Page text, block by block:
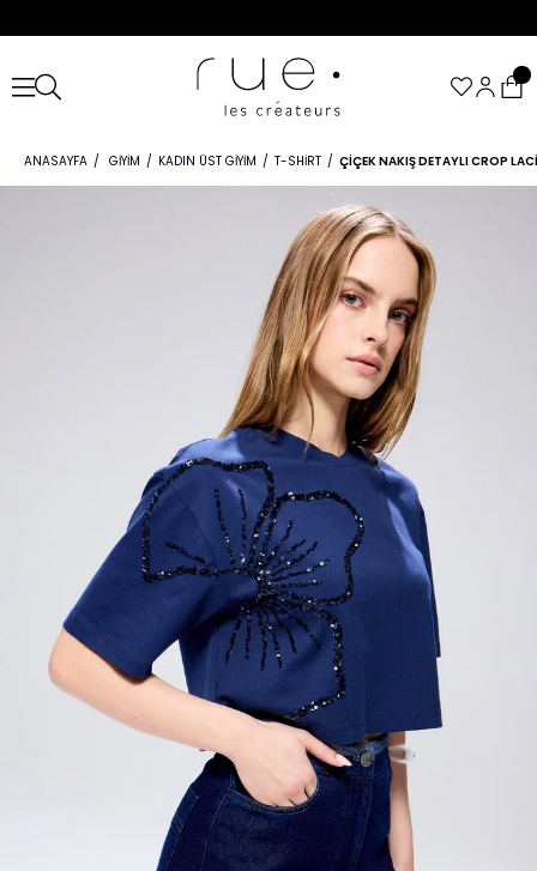
ANASAYFA GIYIM KADIN ÜST GIYIM T-SHIRT ÇIÇEK NAKIŞ DETAYLI CROP